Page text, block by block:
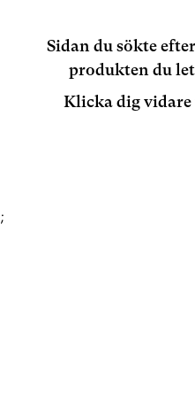
Sidan du sökte
produkten du
Klicka dig
;